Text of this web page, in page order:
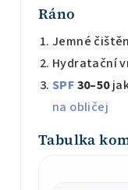
Ráno
Jemné
Hydratační
SPF30–50
na obličej
Tabulka